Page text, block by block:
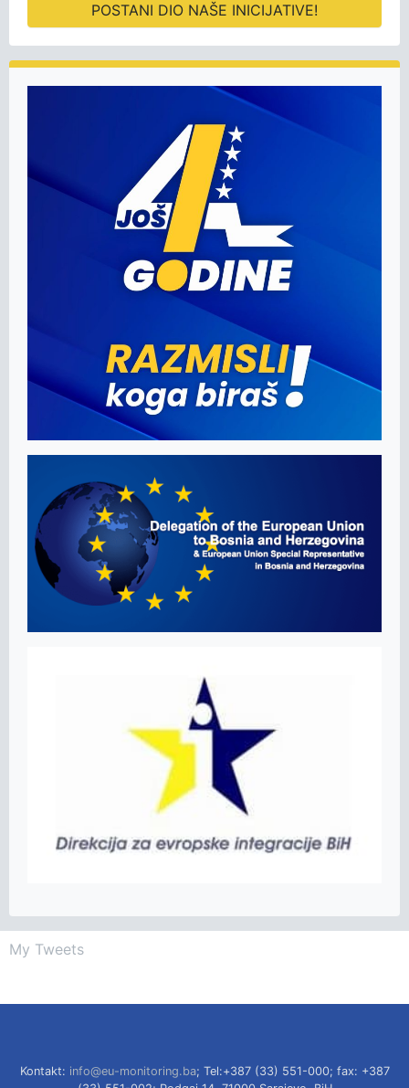
POSTANI DIO NAŠE INICIJATIVE!
My Tweets
Kontakt: info@eu-monitoring.ba; Tel:+387 (33) 551-000; fax: +387